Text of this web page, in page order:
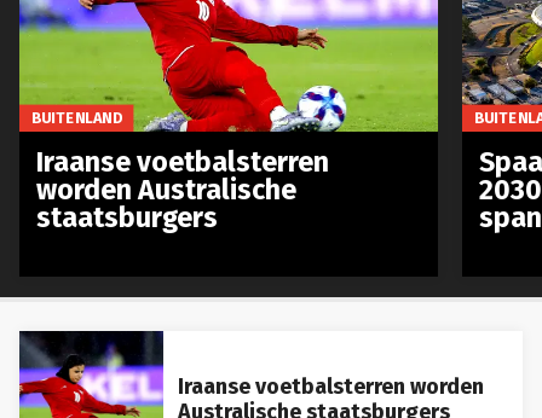
Iraanse voetbalsterren worden
Australische staatsburgers
BUITENLAND
Iraanse voetbalsterren
worden Australische
staatsburgers